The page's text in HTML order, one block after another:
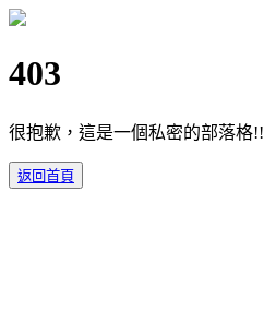
403
很抱歉，這是一個私密的部落格!!
返回首頁